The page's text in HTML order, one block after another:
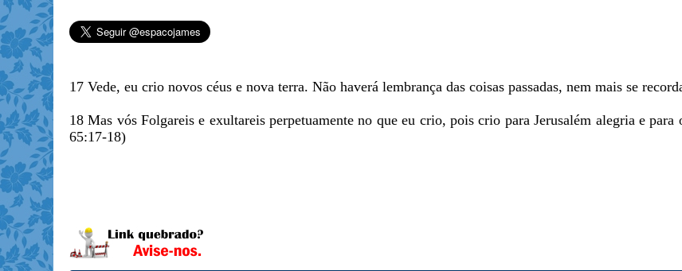
17 Vede, eu crio novos céus e nova terra. Não haverá lembrança das coisas passadas, nem mais se
18 Mas vós Folgareis e exultareis perpetuamente no que eu crio, pois crio para Jerusalém alegria e para
65:17-18)